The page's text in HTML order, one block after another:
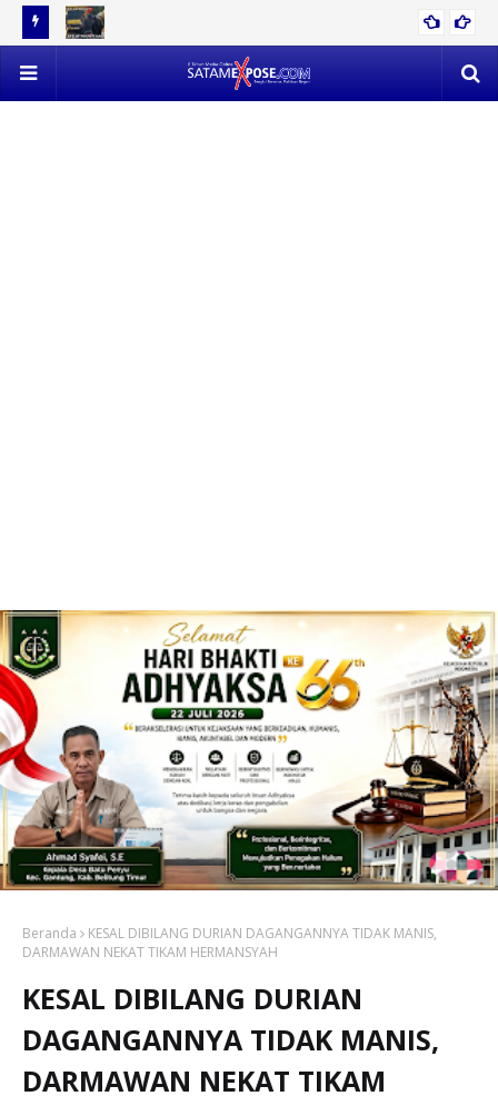
TON
EVAKUASI 53 TON TIMAH MENDAPAT PERLAWANAN SENGIT,
POLISI VS SATLAP TRICAKTI
Beranda
KESAL DIBILANG DURIAN DAGANGANNYA TIDAK MANIS,
DARMAWAN NEKAT TIKAM HERMANSYAH
KESAL DIBILANG DURIAN
DAGANGANNYA TIDAK MANIS,
DARMAWAN NEKAT TIKAM